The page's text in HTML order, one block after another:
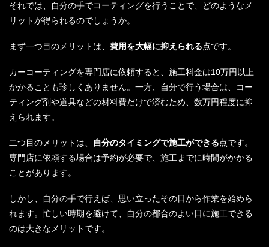
それでは、自分の手でコーティングを行うことで、どのようなメ
リットが得られるのでしょうか。
まず一つ目のメリットは、 費用を大幅に抑えられる点です。
カーコーティングを専門店に依頼すると、施工料金は10万円以上
かかることも珍しくありません。一方、自分で行う場合は、コー
ティング剤や道具などの材料費だけで済むため、数万円程度に抑
えられます。
二つ目のメリットは、 自分のタイミングで施工ができる点です。
専門店に依頼する場合は予約が必要で、施工までに時間がかかる
ことがあります。
しかし、自分の手で行えば、思い立ったその日から作業を始めら
れます。忙しい時期を避けて、自分の都合のよい日に施工できる
のは大きなメリットです。